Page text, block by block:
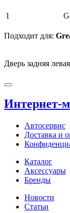
1
Подходит для:
Дверь задняя
Интернет-
Автосервис
Доставка и
Каталог
Аксессуары
Бренды
Новости
Статьи